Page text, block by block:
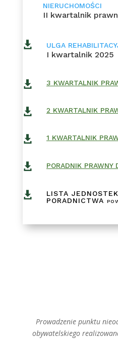
NIERUCHOMOŚCI
II kwartalnik
 ULGA
I kwartalnik 2025
 3 KWARTALNIK
 2 KWARTALNIK
 1 KWARTALNIK
 PORADNIK PRAWNY

LISTA
PORADNICTWA
Prowadzenie punktu
obywatelskiego